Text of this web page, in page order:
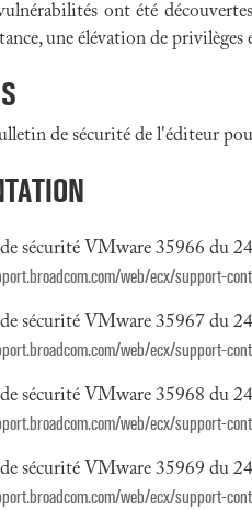
ont été
une élévation de privilèges
de sécurité de l'éditeur
sécurité VMware 35966 du
web/ecx/support-
sécurité VMware 35967 du
web/ecx/support-
sécurité VMware 35968 du
web/ecx/support-
sécurité VMware 35969 du
web/ecx/support-